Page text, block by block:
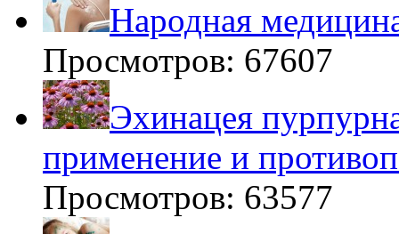
Народная
Просмотров: 67607
Эхинацея
применение и
Просмотров: 63577